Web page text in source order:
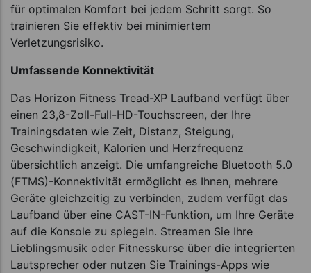
für optimalen Komfort bei jedem Schritt sorgt. So
trainieren Sie effektiv bei minimiertem
Verletzungsrisiko.
Umfassende Konnektivität
Das Horizon Fitness Tread-XP Laufband verfügt über
einen 23,8-Zoll-Full-HD-Touchscreen, der Ihre
Trainingsdaten wie Zeit, Distanz, Steigung,
Geschwindigkeit, Kalorien und Herzfrequenz
übersichtlich anzeigt. Die umfangreiche Bluetooth 5.0
(FTMS)-Konnektivität ermöglicht es Ihnen, mehrere
Geräte gleichzeitig zu verbinden, zudem verfügt das
Laufband über eine CAST-IN-Funktion, um Ihre Geräte
auf die Konsole zu spiegeln. Streamen Sie Ihre
Lieblingsmusik oder Fitnesskurse über die integrierten
Lautsprecher oder nutzen Sie Trainings-Apps wie